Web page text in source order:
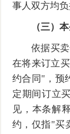
事人双方均
（三）
依据买
在将来订立
约合同"，预
定期间订立
见，本条解
约，仅指"买